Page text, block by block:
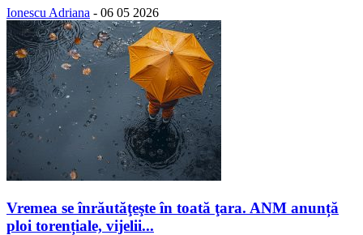
Ionescu Adriana - 06 05 2026
Vremea se înrăutăţeşte în toată ţara. ANM anunță
ploi torențiale, vijelii...